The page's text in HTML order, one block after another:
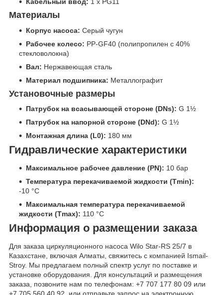
Материалы
Корпус насоса: Серый чугун
Рабочее колесо: PP-GF40 (полипропилен с 40%
стекловолокна)
Вал: Нержавеющая сталь
Материал подшипника: Металлографит
Установочные размеры
Патрубок на всасывающей стороне (DNs): G 1½
Патрубок на напорной стороне (DNd): G 1½
Монтажная длина (L0): 180 мм
Гидравлические характеристики
Максимальное рабочее давление (PN): 10 бар
Температура перекачиваемой жидкости (Tmin):
-10 °C
Максимальная температура перекачиваемой
жидкости (Tmax): 110 °C
Информация о размещении заказа
Для заказа циркуляционного насоса Wilo Star-RS 25/7 в
Казахстане, включая Алматы, свяжитесь с компанией Ismail-
Stroy. Мы предлагаем полный спектр услуг по поставке и
установке оборудования. Для консультаций и размещения
заказа, позвоните нам по телефонам: +7 707 177 80 09 или
+7 705 560 40 92, или отправьте запрос на электронную